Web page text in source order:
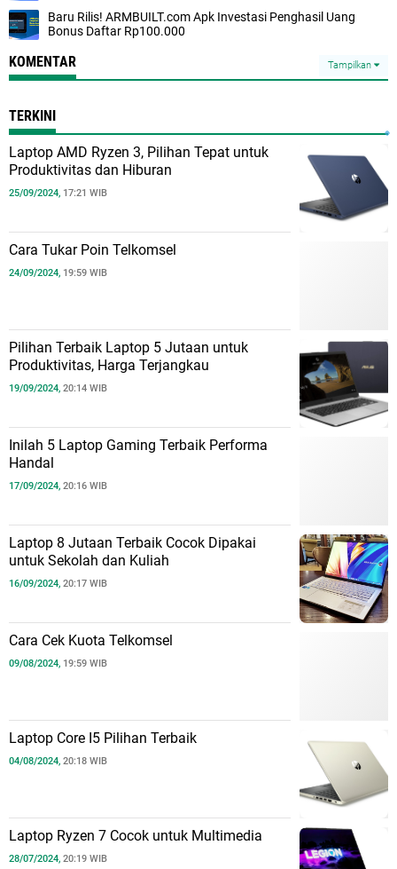
Baru Rilis! ARMBUILT.com Apk Investasi Penghasil Uang
Bonus Daftar Rp100.000
KOMENTAR Tampilkan
TERKINI
Laptop AMD Ryzen 3, Pilihan Tepat untuk
Produktivitas dan Hiburan
25/09/2024, 17:21 WIB
Cara Tukar Poin Telkomsel
24/09/2024, 19:59 WIB
Pilihan Terbaik Laptop 5 Jutaan untuk
Produktivitas, Harga Terjangkau
19/09/2024, 20:14 WIB
Inilah 5 Laptop Gaming Terbaik Performa
Handal
17/09/2024, 20:16 WIB
Laptop 8 Jutaan Terbaik Cocok Dipakai
untuk Sekolah dan Kuliah
16/09/2024, 20:17 WIB
Cara Cek Kuota Telkomsel
09/08/2024, 19:59 WIB
Laptop Core I5 Pilihan Terbaik
04/08/2024, 20:18 WIB
Laptop Ryzen 7 Cocok untuk Multimedia
28/07/2024, 20:19 WIB